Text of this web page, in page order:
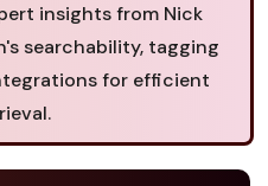
insights from Nick
searchability, tagging
for efficient